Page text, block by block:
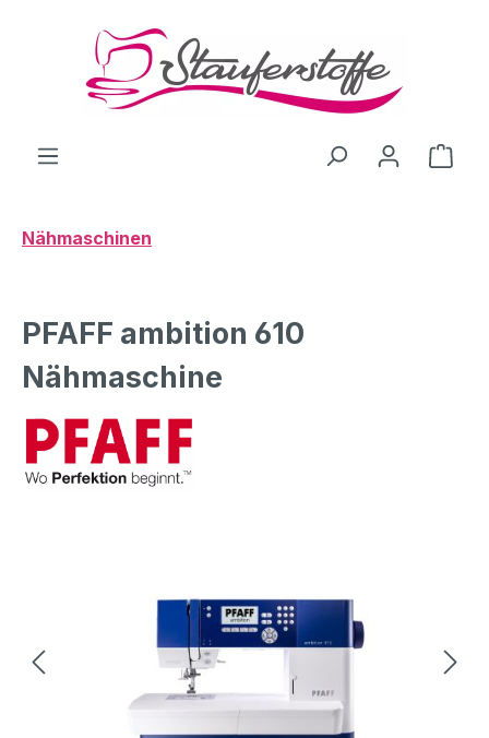
Zum Hauptinhalt springen
Nähmaschinen
PFAFF ambition 610
Nähmaschine